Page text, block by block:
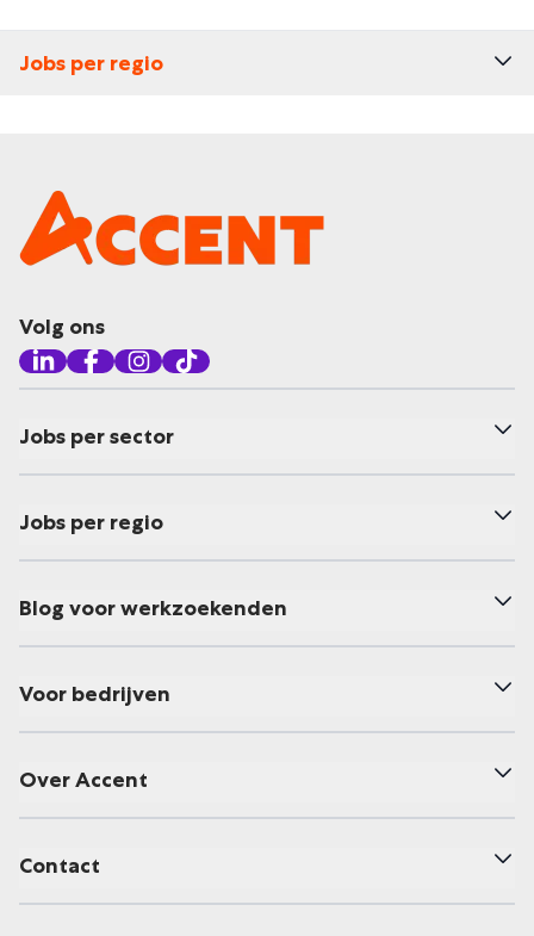
Jobs per regio
Volg ons
Jobs per sector
Jobs per regio
Blog voor werkzoekenden
Voor bedrijven
Over Accent
Contact